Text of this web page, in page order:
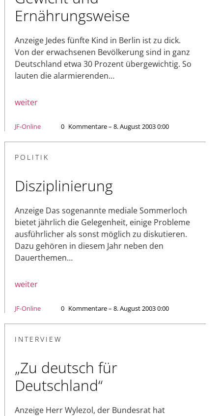
Ernährungsweise
Anzeige Jedes fünfte Kind in Berlin ist zu dick.
Von der erwachsenen Bevölkerung sind in ganz
Deutschland etwa 30 Prozent übergewichtig. So
lauten die alarmierenden…
weiter
JF-Online 0 Kommentare – 8. August 2003 0:00
POLITIK
Disziplinierung
Anzeige Das sogenannte mediale Sommerloch
bietet jährlich die Gelegenheit, einige Probleme
ausführlicher als sonst möglich zu diskutieren.
Dazu gehören in diesem Jahr neben den
Dauerthemen…
weiter
JF-Online 0 Kommentare – 8. August 2003 0:00
INTERVIEW
„Zu deutsch für
Deutschland“
Anzeige Herr Wylezol, der Bundesrat hat